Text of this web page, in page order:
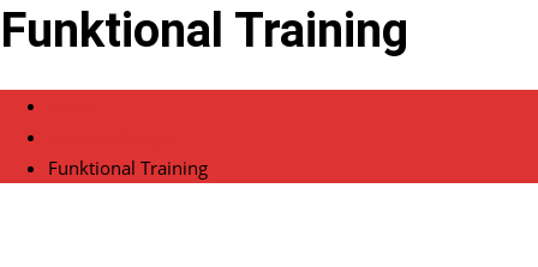
Funktional Training
Funktional Training